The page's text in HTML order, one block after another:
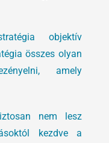
objektív
összes olyan
amely
nem lesz
kezdve a